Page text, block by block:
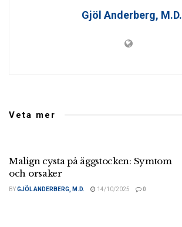
Gjöl Anderberg, M.D.
Veta mer
Malign cysta på äggstocken: Symtom
och orsaker
BYGJÖL ANDERBERG, M.D. 14/10/2025 0